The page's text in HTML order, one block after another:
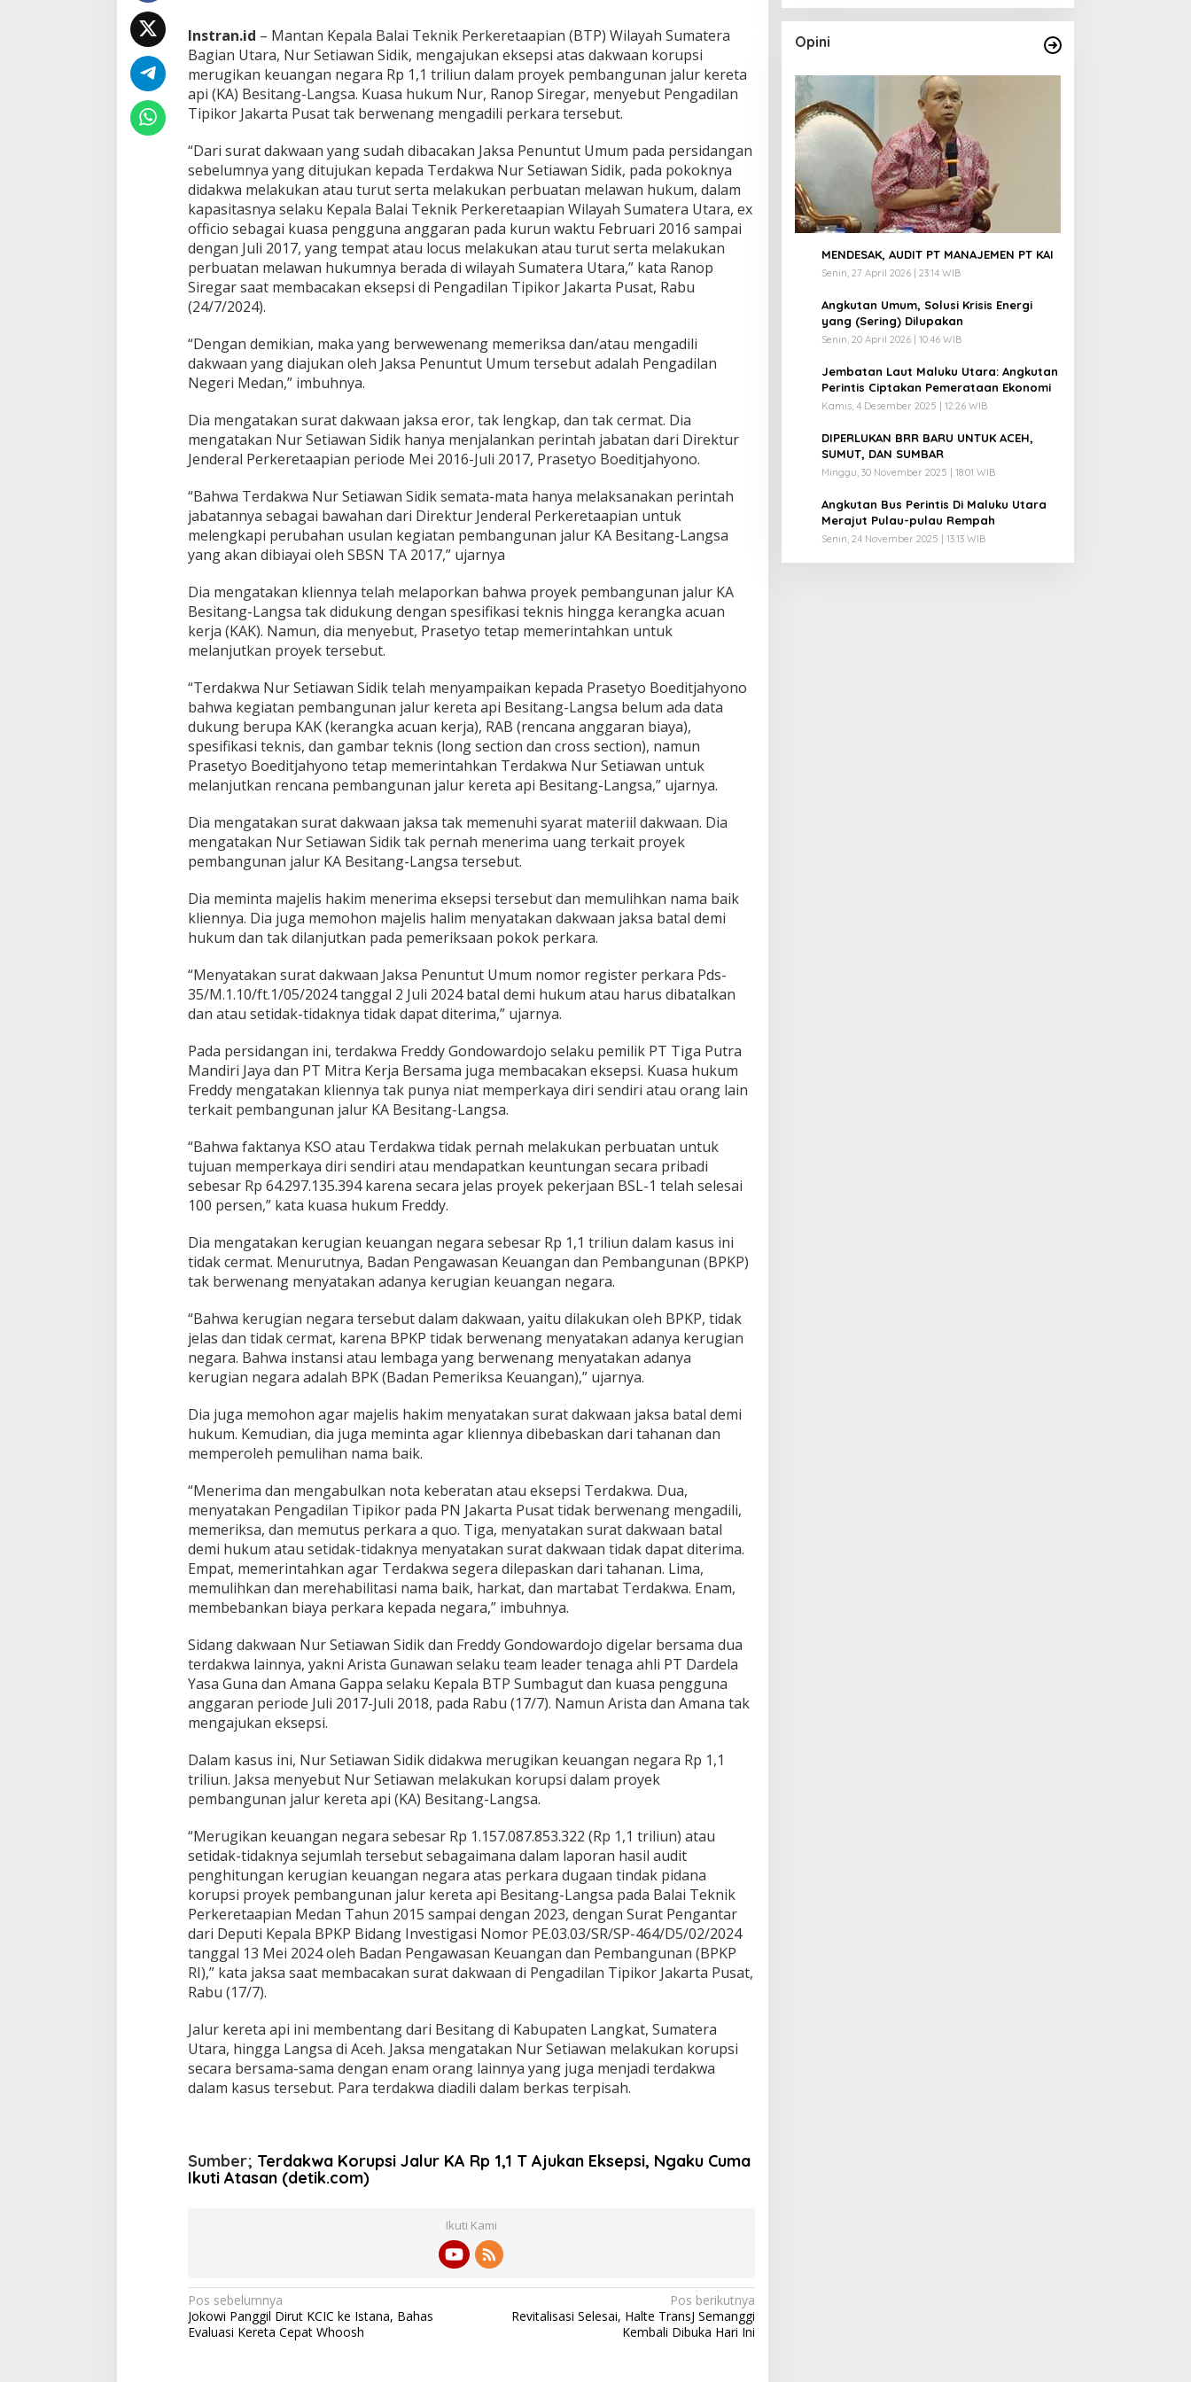
p
s
i
N
g
k
u
u
m
a
I
k
u
i
t
a
s
a
Instran.id – Mantan Kepala Balai Teknik Perkeretaapian (BTP) Wilayah Sumatera
Bagian Utara, Nur Setiawan Sidik, mengajukan eksepsi atas dakwaan korupsi
merugikan keuangan negara Rp 1,1 triliun dalam proyek pembangunan jalur kereta
api (KA) Besitang-Langsa. Kuasa hukum Nur, Ranop Siregar, menyebut Pengadilan
Tipikor Jakarta Pusat tak berwenang mengadili perkara tersebut.
“Dari surat dakwaan yang sudah dibacakan Jaksa Penuntut Umum pada persidangan
sebelumnya yang ditujukan kepada Terdakwa Nur Setiawan Sidik, pada pokoknya
didakwa melakukan atau turut serta melakukan perbuatan melawan hukum, dalam
kapasitasnya selaku Kepala Balai Teknik Perkeretaapian Wilayah Sumatera Utara, ex
officio sebagai kuasa pengguna anggaran pada kurun waktu Februari 2016 sampai
dengan Juli 2017, yang tempat atau locus melakukan atau turut serta melakukan
perbuatan melawan hukumnya berada di wilayah Sumatera Utara,” kata Ranop
Siregar saat membacakan eksepsi di Pengadilan Tipikor Jakarta Pusat, Rabu
(24/7/2024).
“Dengan demikian, maka yang berwewenang memeriksa dan/atau mengadili
dakwaan yang diajukan oleh Jaksa Penuntut Umum tersebut adalah Pengadilan
Negeri Medan,” imbuhnya.
Dia mengatakan surat dakwaan jaksa eror, tak lengkap, dan tak cermat. Dia
mengatakan Nur Setiawan Sidik hanya menjalankan perintah jabatan dari Direktur
Jenderal Perkeretaapian periode Mei 2016-Juli 2017, Prasetyo Boeditjahyono.
“Bahwa Terdakwa Nur Setiawan Sidik semata-mata hanya melaksanakan perintah
jabatannya sebagai bawahan dari Direktur Jenderal Perkeretaapian untuk
melengkapi perubahan usulan kegiatan pembangunan jalur KA Besitang-Langsa
yang akan dibiayai oleh SBSN TA 2017,” ujarnya
Dia mengatakan kliennya telah melaporkan bahwa proyek pembangunan jalur KA
Besitang-Langsa tak didukung dengan spesifikasi teknis hingga kerangka acuan
kerja (KAK). Namun, dia menyebut, Prasetyo tetap memerintahkan untuk
melanjutkan proyek tersebut.
“Terdakwa Nur Setiawan Sidik telah menyampaikan kepada Prasetyo Boeditjahyono
bahwa kegiatan pembangunan jalur kereta api Besitang-Langsa belum ada data
dukung berupa KAK (kerangka acuan kerja), RAB (rencana anggaran biaya),
spesifikasi teknis, dan gambar teknis (long section dan cross section), namun
Prasetyo Boeditjahyono tetap memerintahkan Terdakwa Nur Setiawan untuk
melanjutkan rencana pembangunan jalur kereta api Besitang-Langsa,” ujarnya.
Dia mengatakan surat dakwaan jaksa tak memenuhi syarat materiil dakwaan. Dia
mengatakan Nur Setiawan Sidik tak pernah menerima uang terkait proyek
pembangunan jalur KA Besitang-Langsa tersebut.
Dia meminta majelis hakim menerima eksepsi tersebut dan memulihkan nama baik
kliennya. Dia juga memohon majelis halim menyatakan dakwaan jaksa batal demi
hukum dan tak dilanjutkan pada pemeriksaan pokok perkara.
“Menyatakan surat dakwaan Jaksa Penuntut Umum nomor register perkara Pds-
35/M.1.10/ft.1/05/2024 tanggal 2 Juli 2024 batal demi hukum atau harus dibatalkan
dan atau setidak-tidaknya tidak dapat diterima,” ujarnya.
Pada persidangan ini, terdakwa Freddy Gondowardojo selaku pemilik PT Tiga Putra
Mandiri Jaya dan PT Mitra Kerja Bersama juga membacakan eksepsi. Kuasa hukum
Freddy mengatakan kliennya tak punya niat memperkaya diri sendiri atau orang lain
terkait pembangunan jalur KA Besitang-Langsa.
“Bahwa faktanya KSO atau Terdakwa tidak pernah melakukan perbuatan untuk
tujuan memperkaya diri sendiri atau mendapatkan keuntungan secara pribadi
sebesar Rp 64.297.135.394 karena secara jelas proyek pekerjaan BSL-1 telah selesai
100 persen,” kata kuasa hukum Freddy.
Dia mengatakan kerugian keuangan negara sebesar Rp 1,1 triliun dalam kasus ini
tidak cermat. Menurutnya, Badan Pengawasan Keuangan dan Pembangunan (BPKP)
tak berwenang menyatakan adanya kerugian keuangan negara.
“Bahwa kerugian negara tersebut dalam dakwaan, yaitu dilakukan oleh BPKP, tidak
jelas dan tidak cermat, karena BPKP tidak berwenang menyatakan adanya kerugian
negara. Bahwa instansi atau lembaga yang berwenang menyatakan adanya
kerugian negara adalah BPK (Badan Pemeriksa Keuangan),” ujarnya.
Dia juga memohon agar majelis hakim menyatakan surat dakwaan jaksa batal demi
hukum. Kemudian, dia juga meminta agar kliennya dibebaskan dari tahanan dan
memperoleh pemulihan nama baik.
“Menerima dan mengabulkan nota keberatan atau eksepsi Terdakwa. Dua,
menyatakan Pengadilan Tipikor pada PN Jakarta Pusat tidak berwenang mengadili,
memeriksa, dan memutus perkara a quo. Tiga, menyatakan surat dakwaan batal
demi hukum atau setidak-tidaknya menyatakan surat dakwaan tidak dapat diterima.
Empat, memerintahkan agar Terdakwa segera dilepaskan dari tahanan. Lima,
memulihkan dan merehabilitasi nama baik, harkat, dan martabat Terdakwa. Enam,
membebankan biaya perkara kepada negara,” imbuhnya.
Sidang dakwaan Nur Setiawan Sidik dan Freddy Gondowardojo digelar bersama dua
terdakwa lainnya, yakni Arista Gunawan selaku team leader tenaga ahli PT Dardela
Yasa Guna dan Amana Gappa selaku Kepala BTP Sumbagut dan kuasa pengguna
anggaran periode Juli 2017-Juli 2018, pada Rabu (17/7). Namun Arista dan Amana tak
mengajukan eksepsi.
Dalam kasus ini, Nur Setiawan Sidik didakwa merugikan keuangan negara Rp 1,1
triliun. Jaksa menyebut Nur Setiawan melakukan korupsi dalam proyek
pembangunan jalur kereta api (KA) Besitang-Langsa.
“Merugikan keuangan negara sebesar Rp 1.157.087.853.322 (Rp 1,1 triliun) atau
setidak-tidaknya sejumlah tersebut sebagaimana dalam laporan hasil audit
penghitungan kerugian keuangan negara atas perkara dugaan tindak pidana
korupsi proyek pembangunan jalur kereta api Besitang-Langsa pada Balai Teknik
Perkeretaapian Medan Tahun 2015 sampai dengan 2023, dengan Surat Pengantar
dari Deputi Kepala BPKP Bidang Investigasi Nomor PE.03.03/SR/SP-464/D5/02/2024
tanggal 13 Mei 2024 oleh Badan Pengawasan Keuangan dan Pembangunan (BPKP
RI),” kata jaksa saat membacakan surat dakwaan di Pengadilan Tipikor Jakarta Pusat,
Rabu (17/7).
Jalur kereta api ini membentang dari Besitang di Kabupaten Langkat, Sumatera
Utara, hingga Langsa di Aceh. Jaksa mengatakan Nur Setiawan melakukan korupsi
secara bersama-sama dengan enam orang lainnya yang juga menjadi terdakwa
dalam kasus tersebut. Para terdakwa diadili dalam berkas terpisah.
Sumber; Terdakwa Korupsi Jalur KA Rp 1,1 T Ajukan Eksepsi, Ngaku Cuma
Ikuti Atasan (detik.com)
Ikuti Kami
N
a
Pos sebelumnya
Jokowi Panggil Dirut KCIC ke Istana, Bahas
Evaluasi Kereta Cepat Whoosh
Pos berikutnya
Revitalisasi Selesai, Halte TransJ Semanggi
Kembali Dibuka Hari Ini
Opini
MENDESAK, AUDIT PT MANAJEMEN PT KAI
Senin, 27 April 2026 | 23:14 WIB
Angkutan Umum, Solusi Krisis Energi
yang (Sering) Dilupakan
Senin, 20 April 2026 | 10:46 WIB
Jembatan Laut Maluku Utara: Angkutan
Perintis Ciptakan Pemerataan Ekonomi
Kamis, 4 Desember 2025 | 12:26 WIB
DIPERLUKAN BRR BARU UNTUK ACEH,
SUMUT, DAN SUMBAR
Minggu, 30 November 2025 | 18:01 WIB
Angkutan Bus Perintis Di Maluku Utara
Merajut Pulau-pulau Rempah
Senin, 24 November 2025 | 13:13 WIB